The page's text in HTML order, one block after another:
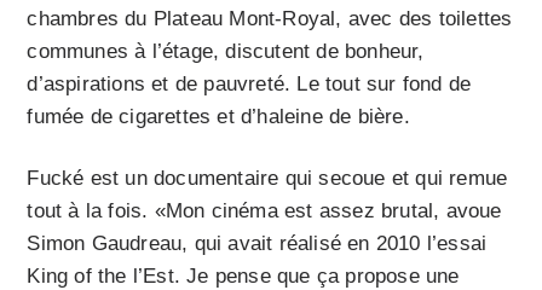
chambres du Plateau Mont-Royal, avec des toilettes
communes à l’étage, discutent de bonheur,
d’aspirations et de pauvreté. Le tout sur fond de
fumée de cigarettes et d’haleine de bière.
Fucké est un documentaire qui secoue et qui remue
tout à la fois. «Mon cinéma est assez brutal, avoue
Simon Gaudreau, qui avait réalisé en 2010 l’essai
King of the l’Est. Je pense que ça propose une